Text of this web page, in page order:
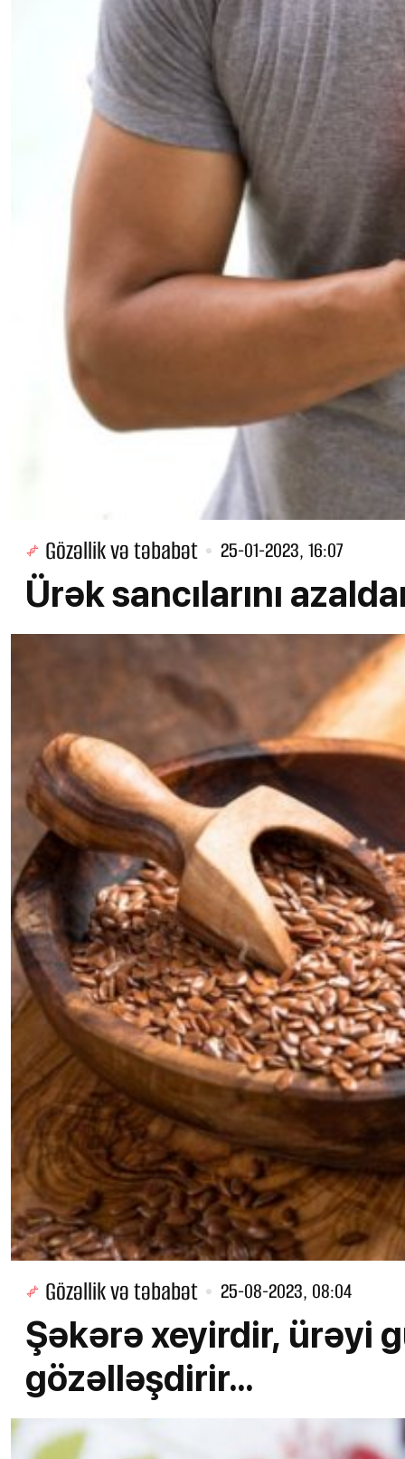
Gözəllik və təbabət 25-01-2023, 16:07
Ürək sancılarını
Gözəllik və təbabət 25-08-2023, 08:04
Şəkərə xeyirdir, ürəyi
gözəlləşdirir...